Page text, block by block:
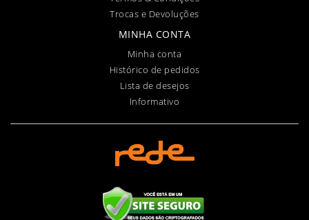
Trocas e Devoluções
MINHA CONTA
Minha conta
Histórico de pedidos
Lista de desejos
Informativo